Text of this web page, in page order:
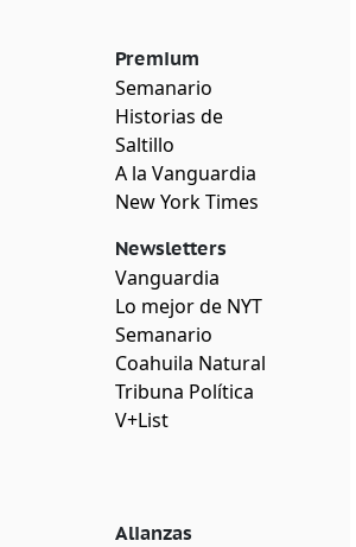
Premium
Semanario
Historias de
Saltillo
A la Vanguardia
New York Times
Newsletters
Vanguardia
Lo mejor de NYT
Semanario
Coahuila Natural
Tribuna Política
V+List
Alianzas